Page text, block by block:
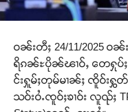
ဝၼ်းတီႈ 24/11/2025
ရိၵၼ်ႊပိုၼ်ၽၢဝ်ႇ တေႁုပ်
င်းႁူမ်ႈတုမ်မၢၼ်ႈ ၸိူဝ်း
သဝ်းဝႆႉၸူဝ်ႈၶၢဝ်း လူၺ်ႈ